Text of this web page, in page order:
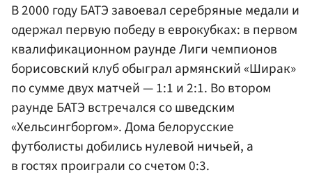
В 2000 году БАТЭ завоевал серебряные медали и
одержал первую победу в еврокубках: в первом
квалификационном раунде Лиги чемпионов
борисовский клуб обыграл армянский «Ширак»
по сумме двух матчей — 1:1 и 2:1. Во втором
раунде БАТЭ встречался со шведским
«Хельсингборгом». Дома белорусские
футболисты добились нулевой ничьей, а
в гостях проиграли со счетом 0:3.